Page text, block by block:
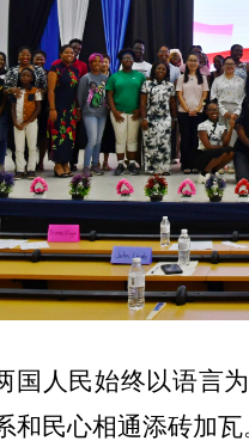
国人民始终以语言
和民心相通添砖加